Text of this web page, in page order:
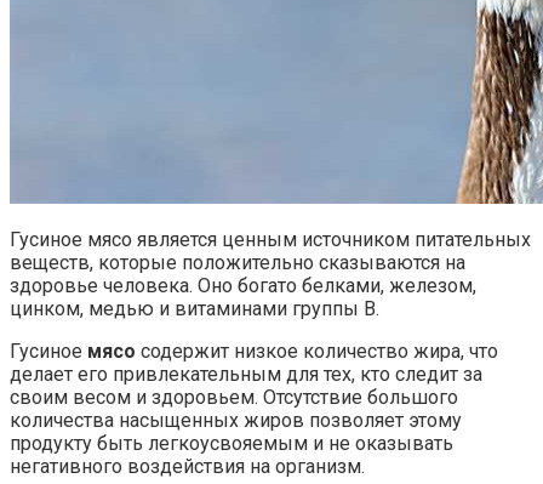
Гусиное мясо является ценным источником питательных
веществ, которые положительно сказываются на
здоровье человека. Оно богато белками, железом,
цинком, медью и витаминами группы B.
Гусиное мясо содержит низкое количество жира, что
делает его привлекательным для тех, кто следит за
своим весом и здоровьем. Отсутствие большого
количества насыщенных жиров позволяет этому
продукту быть легкоусвояемым и не оказывать
негативного воздействия на организм.